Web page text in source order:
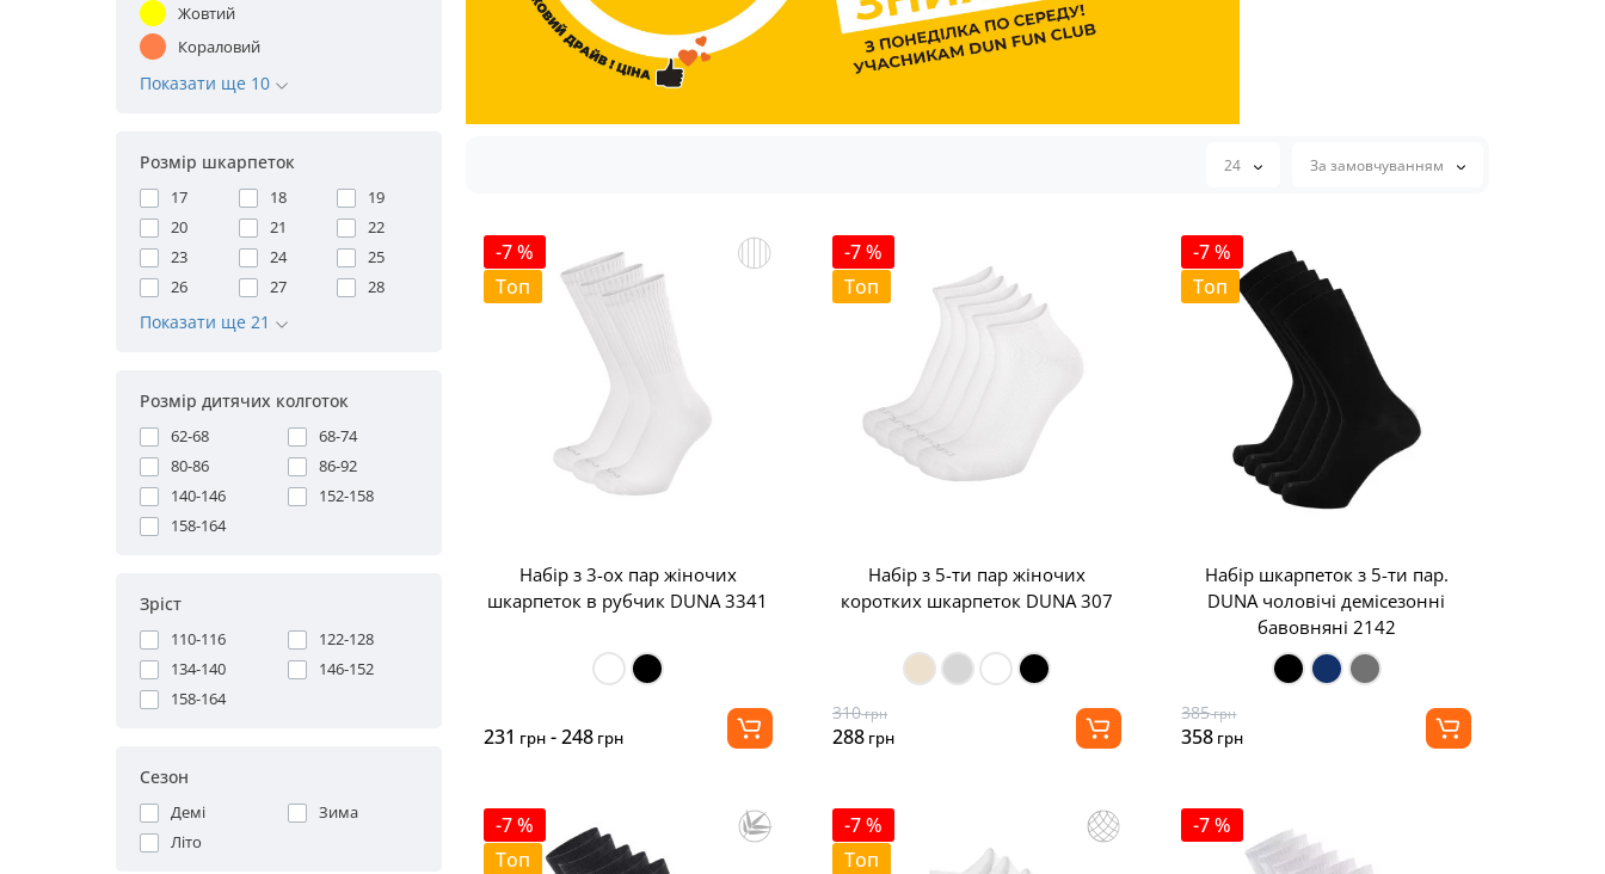
Жовтий
Кораловий
Показати ще 10
Розмір шкарпеток
17 18
19
20
21
22
23
24
25
26
27 28
Показати ще 21
Розмір дитячих колготок
62-68
68-74
80-86
86-92
140-146
152-158
158-164
Зріст
110-116
122-128
134-140
146-152
158-164
Сезон
Демі
Зима
Літо
24 За замовчуванням
-7 %
Топ
Набір з 3-ох пар жіночих
шкарпеток в рубчик DUNA 3341
231 грн- 248грн
-7 %
Топ
Набір з 5-ти пар жіночих
коротких шкарпеток DUNA 307
310грн
288грн
-7 %
Топ
Набір шкарпеток з 5-ти пар.
DUNA чоловічі демісезонні
бавовняні 2142
385грн
358 грн
-7 %
Топ
-7 %
Топ
-7 %